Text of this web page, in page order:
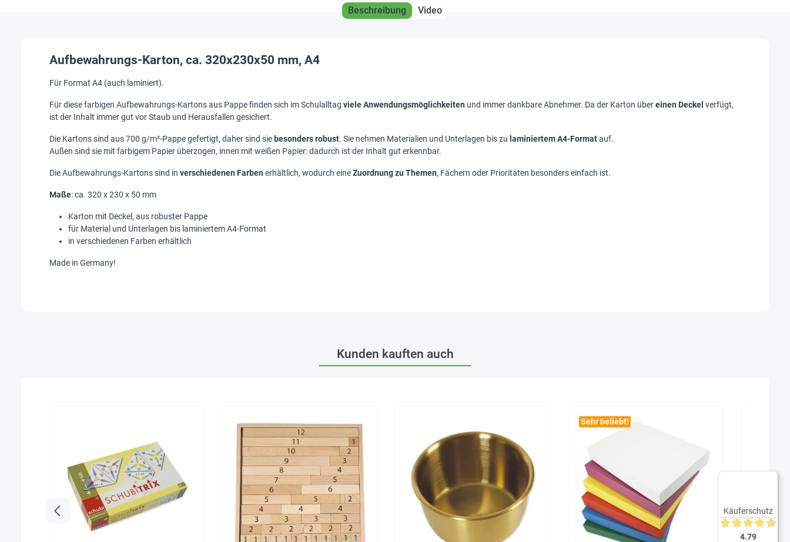
Beschreibung Video
Aufbewahrungs-Karton, ca. 320x230x50 mm, A4
Für Format A4 (auch laminiert).
Für diese farbigen Aufbewahrungs-Kartons aus Pappe finden sich im Schulalltag viele Anwendungsmöglichkeiten und immer dankbare Abnehmer. Da der Karton übereinen Deckel verfügt,
ist der Inhalt immer gut vor Staub und Herausfallen gesichert.
Die Kartons sind aus 700 g/m²-Pappe gefertigt, daher sind sie besonders robust. Sie nehmen Materialien und Unterlagen bis zu laminiertem A4-Formatauf.
Außen sind sie mit farbigem Papier überzogen, innen mit weißen Papier: dadurch ist der Inhalt gut erkennbar.
Die Aufbewahrungs-Kartons sind in verschiedenen Farben erhältlich, wodurch eineZuordnung zu Themen, Fächern oder Prioritäten besonders einfach ist.
Maße: ca. 320 x 230 x 50 mm
Karton mit Deckel, aus robuster Pappe
für Material und Unterlagen bis laminiertem A4-Format
in verschiedenen Farben erhältlich
Made in Germany!
Kunden kauften auch
Sehr beliebt!
Käuferschutz
Durchschnittliche
4.79